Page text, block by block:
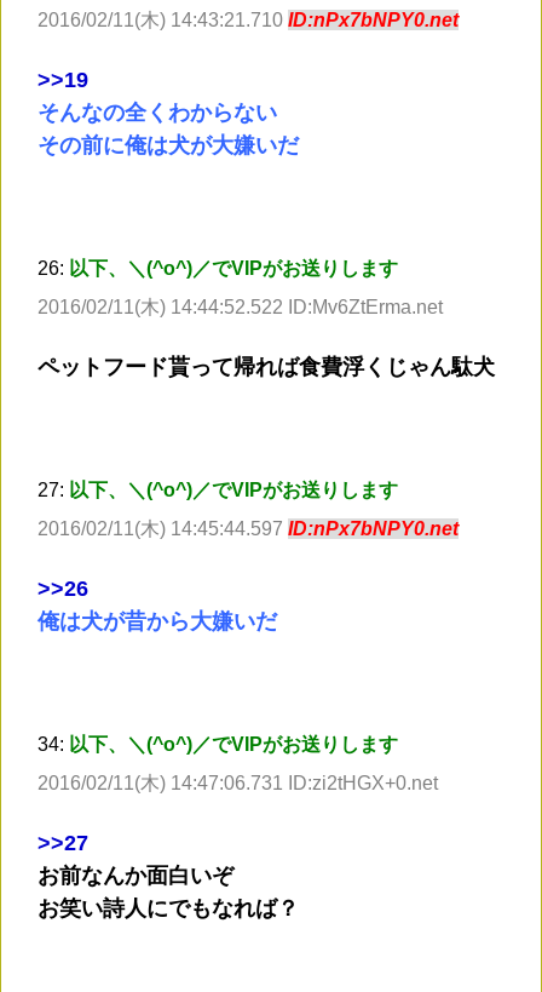
2016/02/11(木) 14:43:21.710 ID:nPx7bNPY0.net
>>19
そんなの全くわからない
その前に俺は犬が大嫌いだ
26: 以下、＼(^o^)／でVIPがお送りします
2016/02/11(木) 14:44:52.522 ID:Mv6ZtErma.net
ペットフード貰って帰れば食費浮くじゃん駄犬
27: 以下、＼(^o^)／でVIPがお送りします
2016/02/11(木) 14:45:44.597 ID:nPx7bNPY0.net
>>26
俺は犬が昔から大嫌いだ
34: 以下、＼(^o^)／でVIPがお送りします
2016/02/11(木) 14:47:06.731 ID:zi2tHGX+0.net
>>27
お前なんか面白いぞ
お笑い詩人にでもなれば？